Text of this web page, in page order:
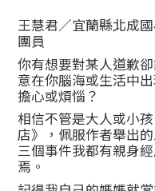
王慧君／宜蘭縣北成
團員
你有想要對某人道歉
意在你腦海或生活中
擔心或煩惱？
相信不管是大人或小
店》，佩服作者舉出
三個事件我都有親身
焉。